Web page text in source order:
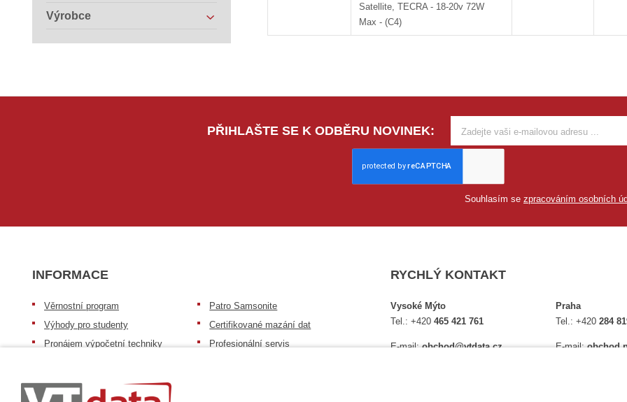
Satellite, TECRA - 18-20v 72W
Max - (C4)
Výrobce
PŘIHLAŠTE SE K ODBĚRU NOVINEK:
Souhlasím se zpracováním osobních
INFORMACE
Věrnostní program
Výhody pro studenty
Pronájem výpočetní techniky
Patro repasovaná výpočetní
technika
Patro Samsonite
Certifikované mazání dat
Profesionální servis
RYCHLÝ KONTAKT
Vysoké Mýto
Tel.:+420465 421 761
E-mail:obchod@vtdata.cz
Praha
Tel.:+420284
E-mail: